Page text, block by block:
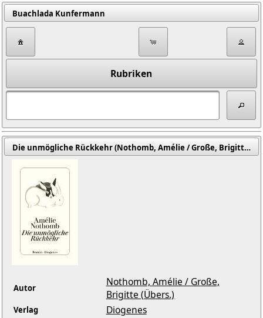
Buachlada Kunfermann
Rubriken
Die unmögliche Rückkehr (Nothomb, Amélie / Große, Brigitte (Übers.))
Autor
Nothomb, Amélie / Große,
Brigitte (Übers.)
Verlag Diogenes